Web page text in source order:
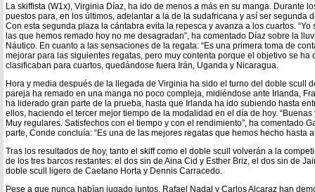
La skiffista (W1x), Virginia Díaz, ha ido de menos a más en su manga. Durante
puestos para, en los últimos, adelantar a la de la sudafricana y así ser segunda
Con esta segunda plaza la cántabra evita la repesca y avanza a los cuartos.
las que hemos remado hoy no me desagradan”, ha comentado Díaz sobre la
Náutico. En cuanto a las sensaciones de la regata: “Es una primera toma de
mejorar para las siguientes regatas, pero muy contenta porque el objetivo se ha
clasificaban para cuartos, quedándose fuera Irán, Uganda y Nicaragua.
Hora y media después de la llegada de Virginia ha sido el turno del doble scull
pareja ha remado en una manga no poco compleja, midiéndose ante Irlanda,
ha liderado gran parte de la prueba, hasta que Irlanda ha ido subiendo hasta
ellos, haciendo el tercer mejor tiempo de la modalidad en el día de hoy.
Muy regulares. Satisfechos con el tiempo y con el rendimiento”, ha comentado
parte, Conde concluía: “Es una de las mejores regatas que hemos hecho hasta
Tras los resultados de hoy, tanto el skiff como el doble scull volverán a la
de los tres barcos restantes: el dos sin de Aina Cid y Esther Briz, el dos sin de
doble scull ligero de Caetano Horta y Dennis Carracedo.
Pese a que nunca habían jugado juntos, Rafael Nadal y Carlos Alcaraz han